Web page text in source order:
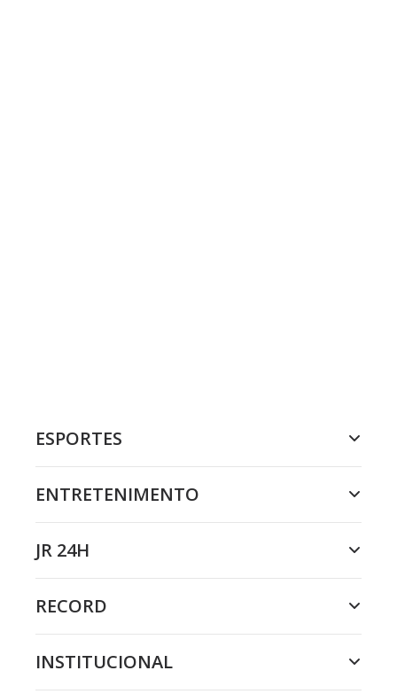
ESPORTES
ENTRETENIMENTO
JR 24H
RECORD
INSTITUCIONAL